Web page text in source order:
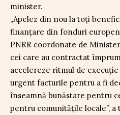
minister.
„Apelez din nou la toți
finanțare din fonduri
PNRR coordonate de
cei care au contractat
accelereze ritmul de
urgent facturile pentru a fi
înseamnă bunăstare pentru
pentru comunitățile locale”,